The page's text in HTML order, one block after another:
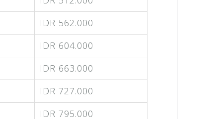
IDR 562.000
IDR 604.000
IDR 663.000
IDR 727.000
IDR 795.000